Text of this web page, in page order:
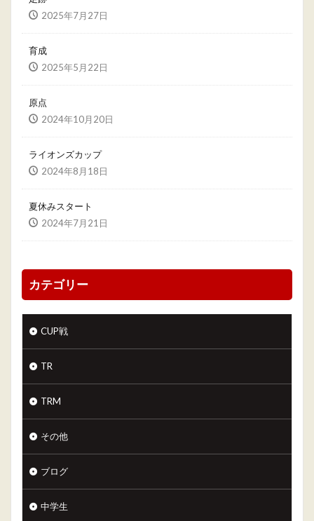
2025年7月27日
育成
2025年5月22日
原点
2024年10月20日
ライオンズカップ
2024年8月18日
夏休みスタート
2024年7月21日
カテゴリー
CUP戦
TR
TRM
その他
ブログ
中学生